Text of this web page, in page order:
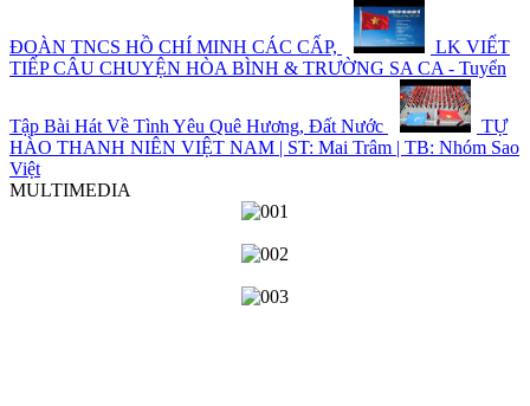
ĐOÀN TNCS HỒ CHÍ MINH CÁC CẤP,
LK VIẾT
TIẾP CÂU CHUYỆN HÒA BÌNH & TRƯỜNG SA CA - Tuyển
Tập Bài Hát Về Tình Yêu Quê Hương, Đất Nước
TỰ
HÀO THANH NIÊN VIỆT NAM | ST: Mai Trâm | TB: Nhóm Sao
Việt
MULTIMEDIA